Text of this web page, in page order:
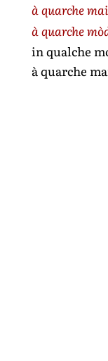
à quarche
à quarche
in qualche
à quarche